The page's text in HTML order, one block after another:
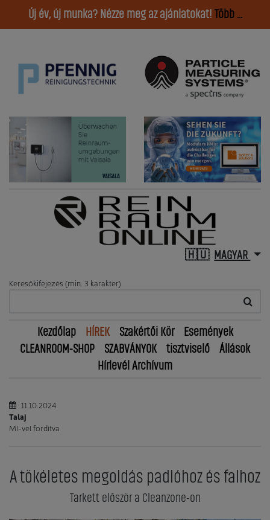
Új év, új munka? Nézze meg az ajánlatokat! Több ...
MAGYAR
Keresőkifejezés (min. 3 karakter)
Kezdőlap HÍREK Szakértői Kör
Események
CLEANROOM-SHOP
SZABVÁNYOK tisztviselő
Állások
Hírlevél Archívum
11.10.2024
Talaj
MI-vel fordítva
A tökéletes megoldás padlóhoz és falhoz
Tarkett először a Cleanzone-on